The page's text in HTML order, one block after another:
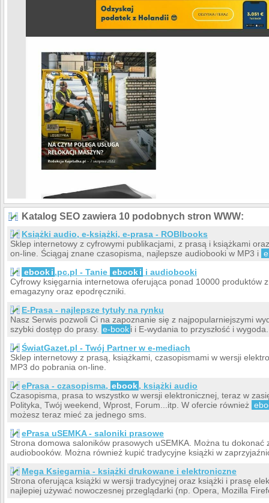
Katalog SEO zawiera 10 podobnych stron WWW:
Książki audio, e-książki, e-prasa - ROBIbooks
Sklep internetowy z cyfrowymi publikacjami, z prasą i książkami
on-line. Ściągaj znane czasopisma, najlepsze audiobooki w MP3 i
ebooki .pc.pl - Tanie ebooki i audiobooki
Cyfrowy księgarnia internetowa oferująca ponad 10000 produktów
emagazyny oraz epodręczniki.
E-Prasa - najlepsze tytuły na rynku
Nasz Serwis pozwoli Ci na zapoznanie się z najpopularniejszymi
szybki dostęp do prasy. e-booki i E-wydania to przyszłość i
ŚwiatGazet.pl - Twój Partner w e-mediach
Sklep internetowy z prasą, książkami, czasopismami w wersji
MP3 do pobrania on-line.
ePrasa - czasopisma, ebook, książki audio
Czasopisma, prasa to wszystko w wersji elektronicznej, teraz w
Polityka, Twój weekend, Wprost, Forum...itp. W ofercie również
możesz teraz mieć za jednego sms.
ePrasa uSEMKA - saloniki prasowe
Strona domowa saloników prasowych uSEMKA. Można tu dokonać
audiobooków. Można również kupić tradycyjne książki w
Mega Ksiegarnia - książki drukowane i elektroniczne
Strona oferująca książki w wersji tradycyjnej oraz książki i prasę
najlepiej używać nowoczesnej przeglądarki (np. Opera, Mozilla